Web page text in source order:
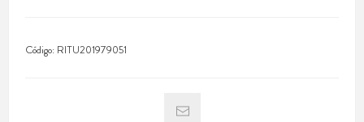
Código: RITU201979051